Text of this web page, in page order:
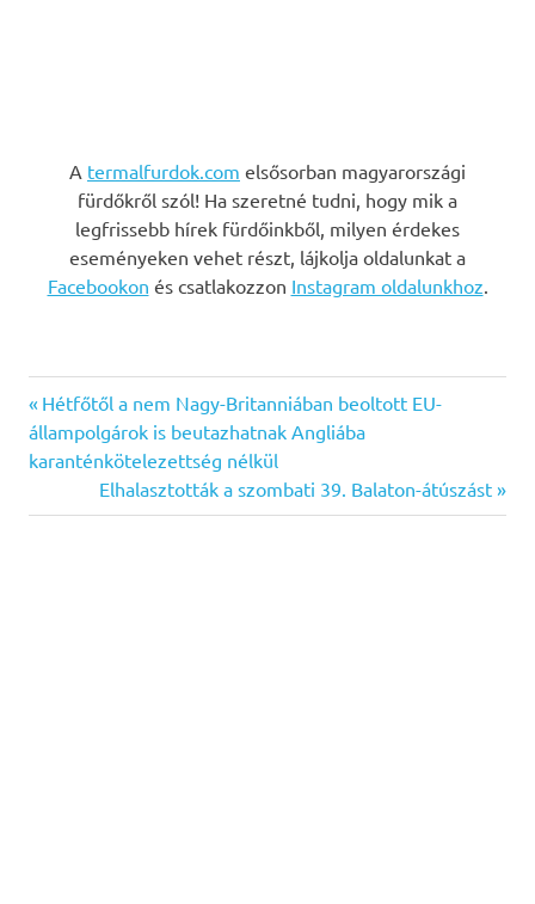
A termalfurdok.com elsősorban magyarországi
fürdőkről szól! Ha szeretné tudni, hogy mik a
legfrissebb hírek fürdőinkből, milyen érdekes
eseményeken vehet részt, lájkolja oldalunkat a
Facebookon és csatlakozzon Instagram oldalunkhoz
Bejegyzés
navigáció
Previous
Post:
Hétfőtől a nem Nagy-Britanniában beoltott EU-
állampolgárok is beutazhatnak Angliába
karanténkötelezettség nélkül
Next
Post:
Elhalasztották a szombati 39. Balaton-átúszást